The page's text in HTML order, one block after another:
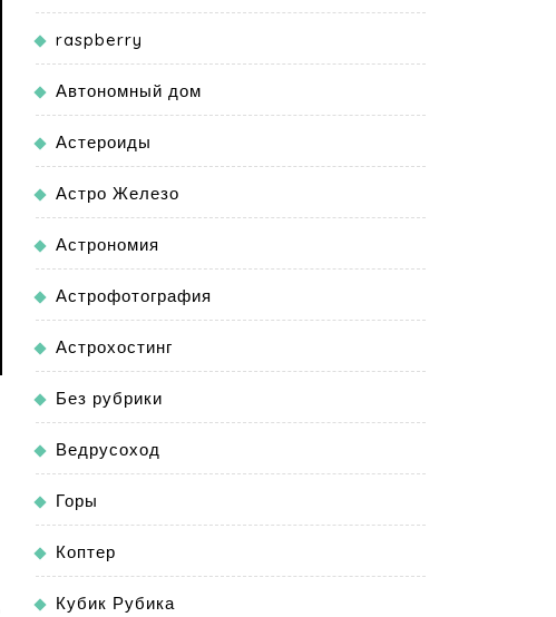
raspberry
Автономный дом
Астероиды
Астро Железо
Астрономия
Астрофотография
Астрохостинг
Без рубрики
Ведрусоход
Горы
Коптер
Кубик Рубика